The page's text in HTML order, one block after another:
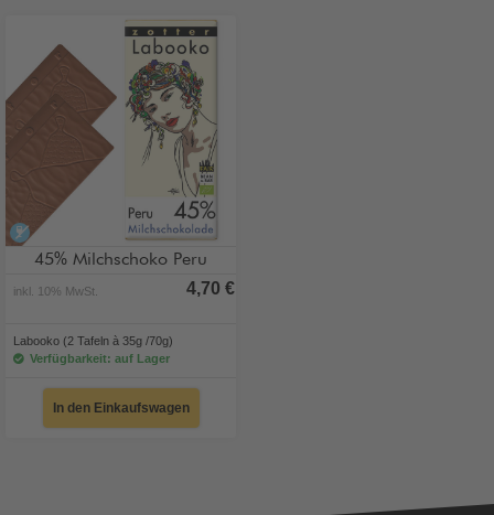
alkoholfrei
45% Milchschoko Peru
inkl. 10% MwSt. 4,70 €
Labooko (2 Tafeln à 35g /70g)
Verfügbarkeit: auf Lager
In den Einkaufswagen